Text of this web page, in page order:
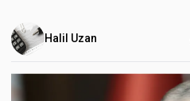
Halil Uzan